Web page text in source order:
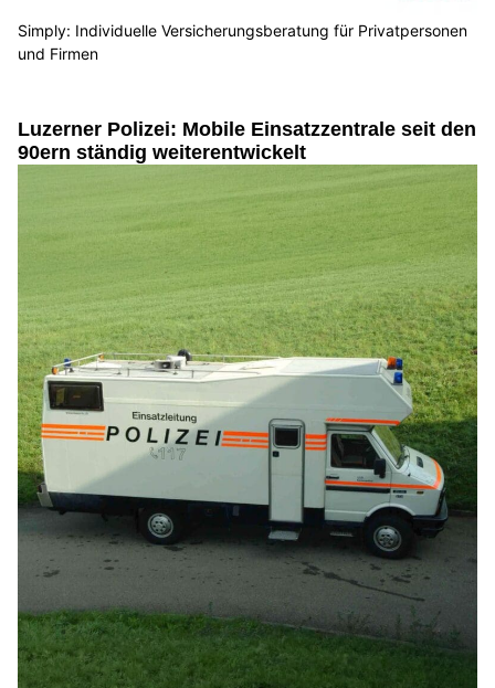
Simply: Individuelle Versicherungsberatung für Privatpersonen
und Firmen
Luzerner Polizei: Mobile Einsatzzentrale seit den
90ern ständig weiterentwickelt